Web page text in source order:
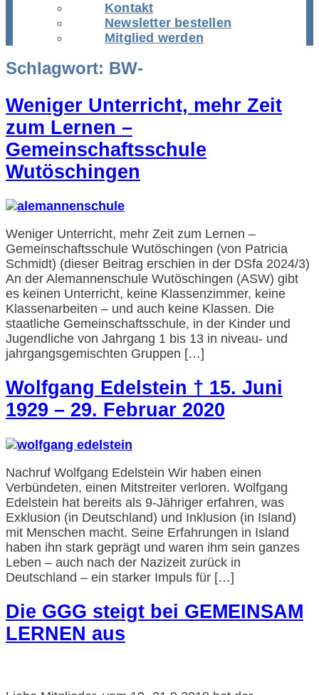
Kontakt
Newsletter bestellen
Mitglied werden
Schlagwort: BW-
Weniger Unterricht, mehr Zeit
zum Lernen –
Gemeinschaftsschule
Wutöschingen
Weniger Unterricht, mehr Zeit zum Lernen –
Gemeinschaftsschule Wutöschingen (von Patricia
Schmidt) (dieser Beitrag erschien in der DSfa 2024/3)
An der Alemannenschule Wutöschingen (ASW) gibt
es keinen Unterricht, keine Klassenzimmer, keine
Klassenarbeiten – und auch keine Klassen. Die
staatliche Gemeinschaftsschule, in der Kinder und
Jugendliche von Jahrgang 1 bis 13 in niveau- und
jahrgangsgemischten Gruppen […]
Wolfgang Edelstein † 15. Juni
1929 – 29. Februar 2020
Nachruf Wolfgang Edelstein Wir haben einen
Verbündeten, einen Mitstreiter verloren. Wolfgang
Edelstein hat bereits als 9-Jähriger erfahren, was
Exklusion (in Deutschland) und Inklusion (in Island)
mit Menschen macht. Seine Erfahrungen in Island
haben ihn stark geprägt und waren ihm sein ganzes
Leben – auch nach der Nazizeit zurück in
Deutschland – ein starker Impuls für […]
Die GGG steigt bei GEMEINSAM
LERNEN aus